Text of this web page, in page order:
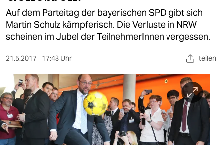
öko
gesellschaft
sport
berlin
nord
wahrheit
Auf dem Parteitag der bayerischen SPD gibt sich
Martin Schulz kämpferisch. Die Verluste in NRW
scheinen im Jubel der TeilnehmerInnen vergessen.
21.5.2017 17:48 Uhr teilen